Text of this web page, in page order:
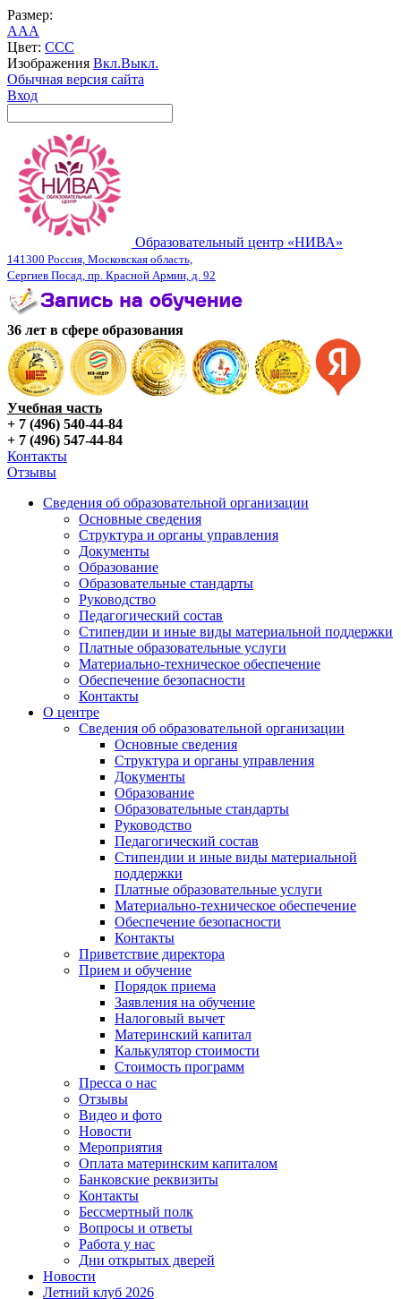
Размер:
AAA
Цвет: CCC
Изображения Вкл.Выкл.
Обычная версия сайта
Вход
Образовательный центр «НИВА»
141300 Россия, Московская область,
Сергиев Посад, пр. Красной Армии, д. 92
36 лет в сфере образования
Учебная часть
+ 7 (496) 540-44-84
+ 7 (496) 547-44-84
Контакты
Отзывы
Сведения об образовательной организации
Основные сведения
Структура и органы управления
Документы
Образование
Образовательные стандарты
Руководство
Педагогический состав
Стипендии и иные виды материальной поддержки
Платные образовательные услуги
Материально-техническое обеспечение
Обеспечение безопасности
Контакты
О центре
Сведения об образовательной организации
Основные сведения
Структура и органы управления
Документы
Образование
Образовательные стандарты
Руководство
Педагогический состав
Стипендии и иные виды материальной
поддержки
Платные образовательные услуги
Материально-техническое обеспечение
Обеспечение безопасности
Контакты
Приветствие директора
Прием и обучение
Порядок приема
Заявления на обучение
Налоговый вычет
Материнский капитал
Калькулятор стоимости
Стоимость программ
Пресса о нас
Отзывы
Видео и фото
Новости
Мероприятия
Оплата материнским капиталом
Банковские реквизиты
Контакты
Бессмертный полк
Вопросы и ответы
Работа у нас
Дни открытых дверей
Новости
Летний клуб 2026